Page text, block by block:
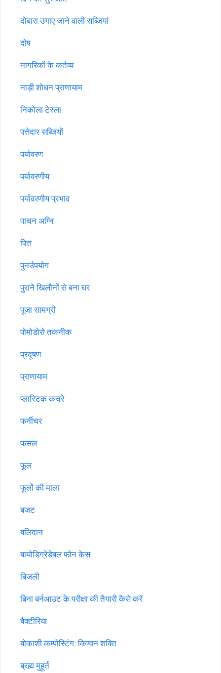
दोबारा उगाए जाने वाली सब्जियां
दोष
नागरिकों के कर्तव्य
नाड़ी शोधन प्राणायाम
निकोला टेस्ला
पत्तेदार सब्जियों
पर्यावरण
पर्यावरणीय
पर्यावरणीय प्रभाव
पाचन अग्नि
पित्त
पुनर्उपयोग
पुराने खिलौनों से बना घर
पूजा सामग्री
पोमोडोरो तकनीक
प्रदूषण
प्राणायाम
प्लास्टिक कचरे
फर्नीचर
फसल
फूल
फूलों की माला
बजट
बलिदान
बायोडिग्रेडेबल फोन केस
बिजली
बिना बर्नआउट के परीक्षा की तैयारी कैसे करें
बैक्टीरिया
बोकाशी कम्पोस्टिंग: किण्वन शक्ति
ब्रह्म मुहूर्त